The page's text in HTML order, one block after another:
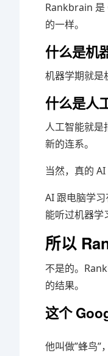
Rankbrain 是
的一样。
什么是机
机器学期就是
什么是人
人工智能就是
新的连系。
当然，真的
AI 跟电脑学
能听过机器学
所以
不是的。
的结果。
这个
他叫做”蜂鸟”